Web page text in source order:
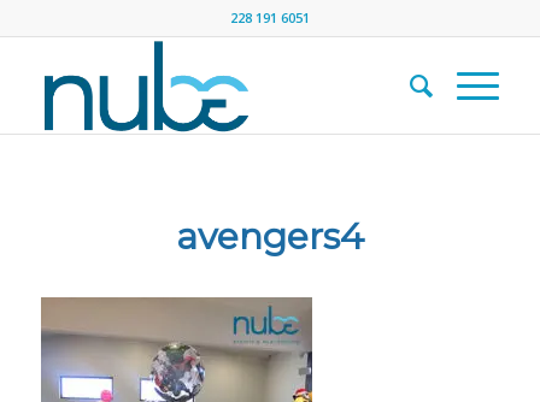
228 191 6051
avengers4